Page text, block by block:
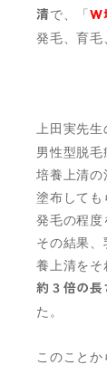
清で、「W
発毛、育毛
上田実先
男性型脱
培養上清
塗布しても
発毛の程度
その結果
養上清をそ
約３倍の長
た。
このこと